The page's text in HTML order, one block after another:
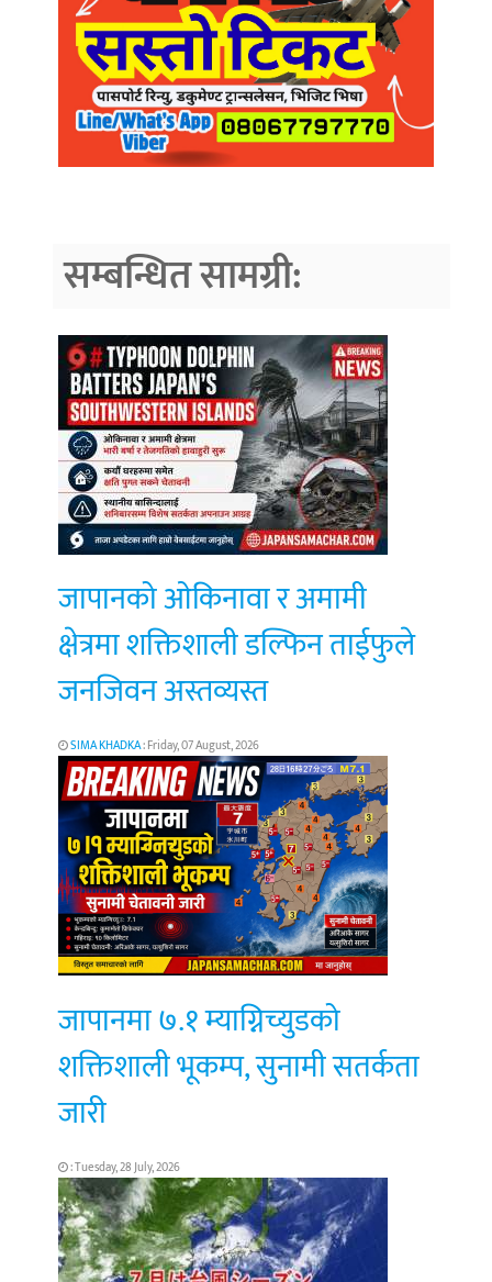
सम्बन्धित सामग्री:
जापानको ओकिनावा र अमामी
क्षेत्रमा शक्तिशाली डल्फिन ताईफुले
जनजिवन अस्तव्यस्त
SIMA KHADKA: Friday, 07 August, 2026
जापानमा ७.१ म्याग्निच्युडको
शक्तिशाली भूकम्प, सुनामी सतर्कता
जारी
: Tuesday, 28 July, 2026